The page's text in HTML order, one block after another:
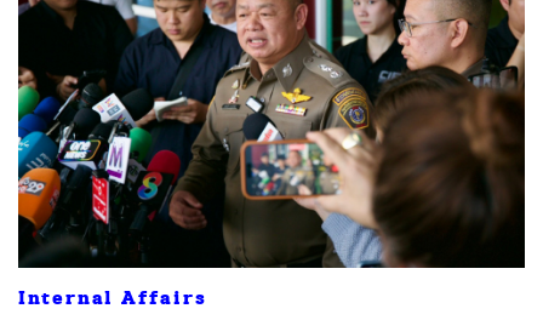
Internal Affairs
SHARE